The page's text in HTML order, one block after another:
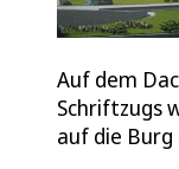
Auf dem
Schriftzugs
auf die